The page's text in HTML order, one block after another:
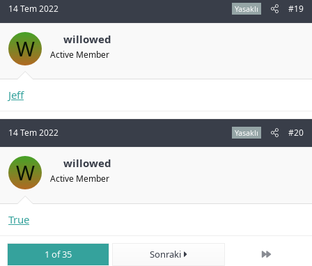
14 Tem 2022 Yasaklı #19
W willowed
Active Member
Jeff
14 Tem 2022 Yasaklı #20
W willowed
Active Member
True
1 of 35 Sonraki Son